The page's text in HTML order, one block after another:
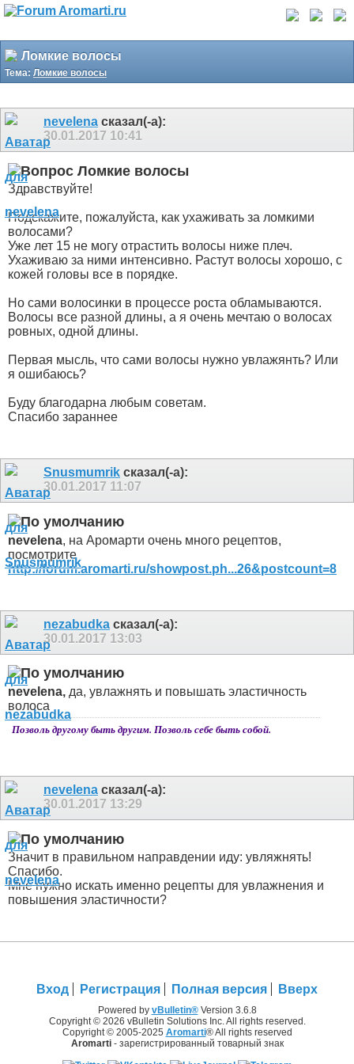
Ломкие волосы
Тема: Ломкие волосы
nevelena сказал(-а):
30.01.2017 10:41
Ломкие волосы
Здравствуйте!
Подскажите, пожалуйста, как ухаживать за ломкими
волосами?
Уже лет 15 не могу отрастить волосы ниже плеч.
Ухаживаю за ними интенсивно. Растут волосы хорошо, с
кожей головы все в порядке.
Но сами волосинки в процессе роста обламываются.
Волосы все разной длины, а я очень мечтаю о волосах
ровных, одной длины.
Первая мысль, что сами волосы нужно увлажянть? Или
я ошибаюсь?
Буду благодарна любым советам.
Спасибо зараннее
Snusmumrik сказал(-а):
30.01.2017 11:07
nevelena, на Аромарти очень много рецептов,
посмотрите
http://forum.aromarti.ru/showpost.ph...26&postcount=8
nezabudka сказал(-а):
30.01.2017 13:03
nevelena, да, увлажнять и повышать эластичность
волоса
Позволь другому быть другим. Позволь себе быть собой.
nevelena сказал(-а):
30.01.2017 13:29
Значит в правильном направдении иду: увляжнять!
Спасибо.
Мне нужно искать именно рецепты для увлажнения и
повышения эластичности?
Вход Регистрация Полная версия Вверх
Powered by vBulletin®Version 3.6.8
Copyright © 2026 vBulletin Solutions Inc. All rights reserved.
Copyright © 2005-2025 Aromarti® All rights reserved
Aromarti- зарегистрированный товарный знак